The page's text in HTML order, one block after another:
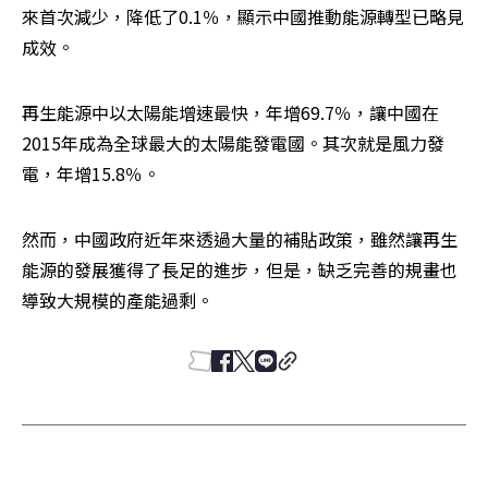
來首次減少，降低了0.1％，顯示中國推動能源轉型已略見
成效。
再生能源中以太陽能增速最快，年增69.7％，讓中國在
2015年成為全球最大的太陽能發電國。其次就是風力發
電，年增15.8％。
然而，中國政府近年來透過大量的補貼政策，雖然讓再生
能源的發展獲得了長足的進步，但是，缺乏完善的規畫也
導致大規模的產能過剩。